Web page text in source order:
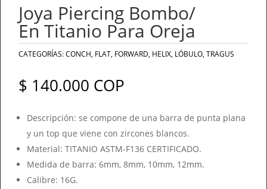
Joya Piercing Bombo/
En Titanio Para Oreja
CATEGORÍAS:CONCH, FLAT, FORWARD, HELIX, LÓBULO, TRAGUS
$ 140.000 COP
Descripción: se compone de una barra de punta plana
y un top que viene con zircones blancos.
Material: TITANIO ASTM-F136 CERTIFICADO.
Medida de barra: 6mm, 8mm, 10mm, 12mm.
Calibre: 16G.